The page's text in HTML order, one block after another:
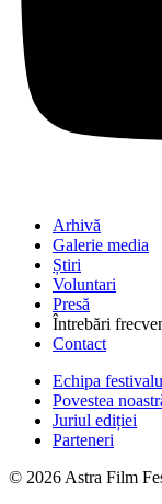
Arhivă
Galerie media
Știri
Voluntari
Presă
Întrebări
Contact
Echipa
Povestea
Juriul ediției
Parteneri
© 2026 Astra Film